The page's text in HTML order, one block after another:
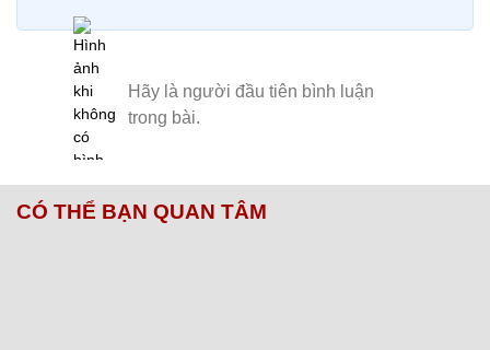
CÓ THỂ BẠN QUAN TÂM